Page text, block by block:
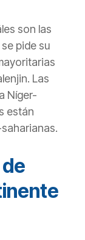
son las
pide su
Las
Níger-
están